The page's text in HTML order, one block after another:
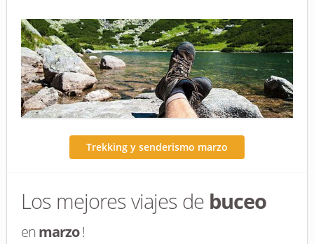
Trekking y senderismo marzo
Los mejores viajes de buceo
enmarzo!